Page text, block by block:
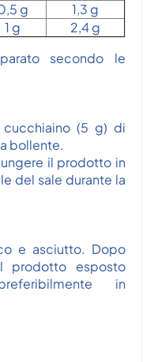
g
1,3 g
1 g
2,4 g
secondo le
(5 g) di
bollente.
il prodotto in
del sale durante la
e asciutto. Dopo
prodotto esposto
in